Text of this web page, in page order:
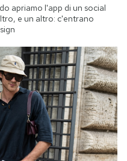
apriamo l'app di un social
e un altro: c'entrano